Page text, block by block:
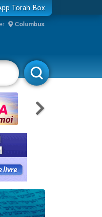
Torah-Box
Columbus